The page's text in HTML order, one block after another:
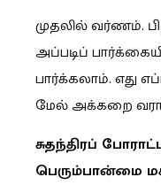
முதலில் வர்ணம்.
அப்படிப்
பார்க்கலாம். எது
மேல் அக்கறை
சுதந்திரப்
பெரும்பான்மை